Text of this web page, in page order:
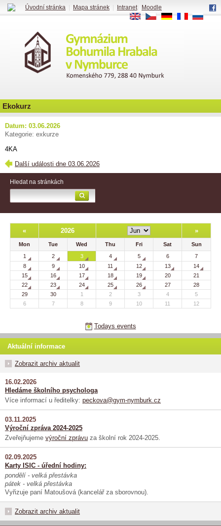
Ekokurz
Datum: 03.06.2026
Kategorie: exkurze
4KA
Další události dne 03.06.2026
Hledat na stránkách
« 2026 »
Mon Tue Wed Thu Fri Sat
Sun
1
2 3 4 5 6
7
8
9 10 11 12 13
14
15
16 17 18 19 20
21
22
23 24 25 26 27
28
29
30 1 2 3 4
5
6
7 8 9 10 11 12
Todays events
Aktuální informace
Zobrazit archiv aktualit
16.02.2026
Hledáme školního psychologa
Více informací u ředitelky: peckova@gym-nymburk.cz
03.11.2025
Výroční zpráva 2024-2025
Zveřejňujeme výroční zprávu za školní rok 2024-2025.
02.09.2025
Karty ISIC - úřední hodiny:
pondělí - velká přestávka
pátek - velká přestávka
Vyřizuje paní Matoušová (kancelář za sborovnou).
Zobrazit archiv aktualit
Úvodní stránka Mapa stránek Intranet|
Moodle
EN
CS DE FR RU